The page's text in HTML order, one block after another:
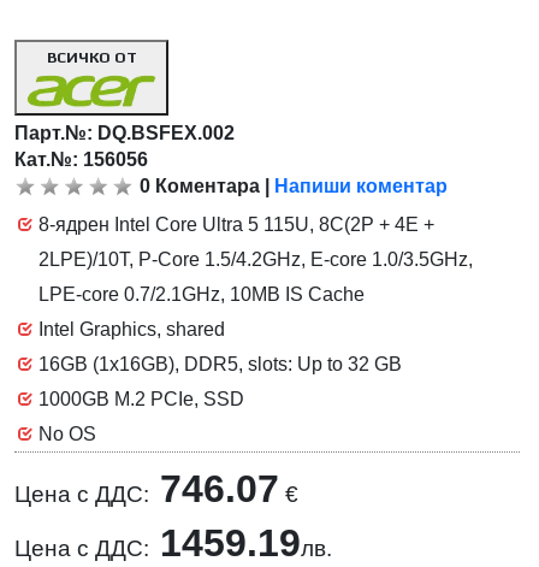
ВСИЧКО ОТ
Парт.№: DQ.BSFEX.002
Кат.№: 156056
0 Коментара
Напиши коментар
8-ядрен Intel Core Ultra 5 115U, 8C(2P + 4E +
2LPE)/10T, P-Core 1.5/4.2GHz, E-core 1.0/3.5GHz,
LPE-core 0.7/2.1GHz, 10MB IS Cache
Intel Graphics, shared
16GB (1x16GB), DDR5, slots: Up to 32 GB
1000GB M.2 PCIe, SSD
No OS
Цена с ДДС: 746.07 €
Цена с ДДС: 1459.19лв.